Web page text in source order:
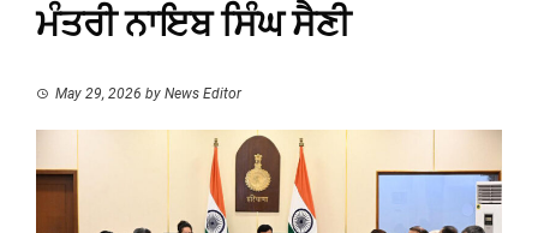
ਮੰਤਰੀ ਨਾਇਬ ਸਿੰਘ ਸੈਣੀ
May 29, 2026 by News Editor